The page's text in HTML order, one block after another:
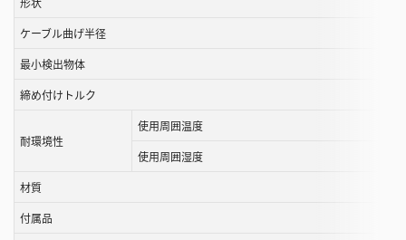
ケーブル曲げ半径
最小検出物体
締め付けトルク
耐環境性
使用周囲温度
使用周囲湿度
材質
付属品